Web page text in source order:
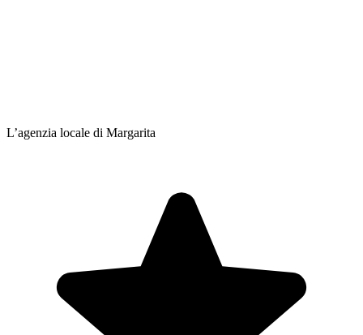
L’agenzia locale di Margarita